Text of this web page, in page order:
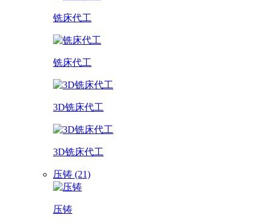
铣床代工
铣床代工
3D铣床代工
3D铣床代工
压铸 (21)
压铸